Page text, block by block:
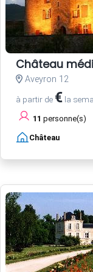
Château
Aveyron 12
à partir de € la
11 personne(s)
Château